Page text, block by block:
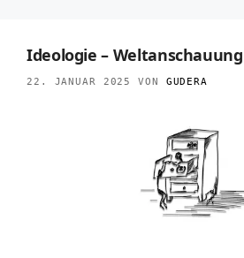
Ideologie –
22. JANUAR 2025 VON GUDERA